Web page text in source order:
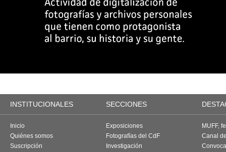
INSTITUCIONALES SECCIONES
Inicio
Quiénes somos
Suscripción
Exposiciones
Fotografías del CdF
Investigación
MUFF,
Canal